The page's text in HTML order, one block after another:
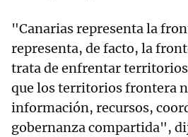
"Canarias representa la
representa, de facto, la
trata de enfrentar
que los territorios frontera
información, recursos,
gobernanza compartida",